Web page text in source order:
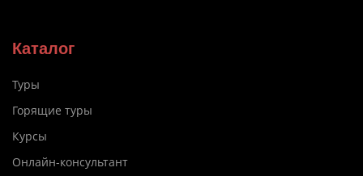
Каталог
Туры
Горящие туры
Курсы
Онлайн-консультант